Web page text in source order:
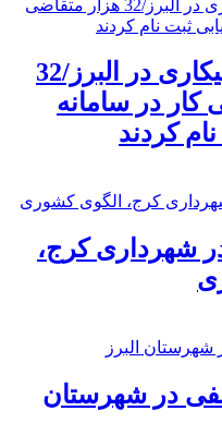
کاهش نرخ بیکاری در البرز/32
کار در سامانه
کردند
شهرداری کرج،
صنفی در شهرستان